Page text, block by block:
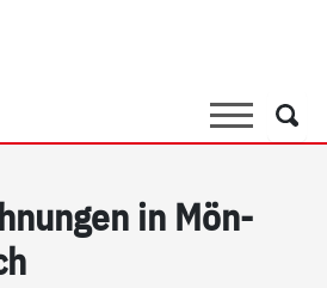
SucheSuche
in Mön­